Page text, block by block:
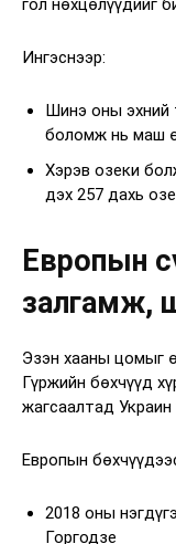
гол нөхцөлүүдийг
Ингэснээр:
Шинэ оны эхний
боломж нь маш
Хэрэв озеки
дэх 257 дахь
Европын
залгамж,
Эзэн хааны цомыг
Гүржийн бөхчүүд
жагсаалтад
Европын
2018 оны
Горгодзе